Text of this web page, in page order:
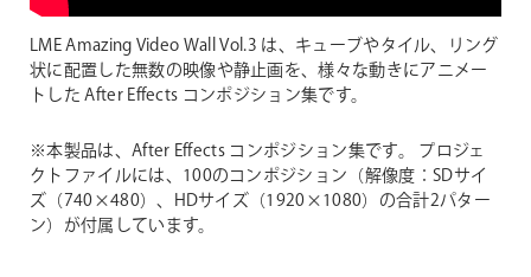
LME Amazing Video Wall Vol.3 は、キューブやタイル、リング
状に配置した無数の映像や静止画を、様々な動きにアニメー
トした After Effects コンポジション集です。
※本製品は、After Effects コンポジション集です。 プロジェ
クトファイルには、100のコンポジション（解像度：SDサイ
ズ（740×480）、HDサイズ（1920×1080）の合計2パター
ン）が付属しています。